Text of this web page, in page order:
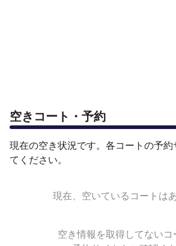
空きコート・予約
現在の空き状況です。各コートの予
てください。
現在、空いているコートは
空き情報を取得してないコ